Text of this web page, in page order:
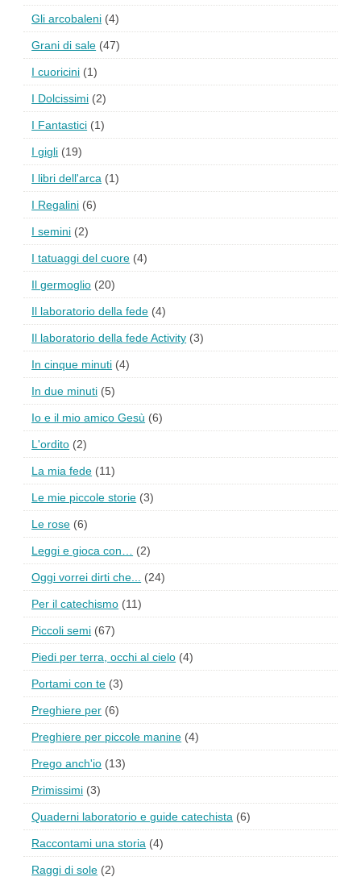
Gli arcobaleni (4)
Grani di sale (47)
I cuoricini (1)
I Dolcissimi (2)
I Fantastici (1)
I gigli (19)
I libri dell'arca (1)
I Regalini (6)
I semini (2)
I tatuaggi del cuore (4)
Il germoglio (20)
Il laboratorio della fede (4)
Il laboratorio della fede Activity (3)
In cinque minuti (4)
In due minuti (5)
Io e il mio amico Gesù (6)
L'ordito (2)
La mia fede (11)
Le mie piccole storie (3)
Le rose (6)
Leggi e gioca con… (2)
Oggi vorrei dirti che... (24)
Per il catechismo (11)
Piccoli semi (67)
Piedi per terra, occhi al cielo (4)
Portami con te (3)
Preghiere per (6)
Preghiere per piccole manine (4)
Prego anch'io (13)
Primissimi (3)
Quaderni laboratorio e guide catechista (6)
Raccontami una storia (4)
Raggi di sole (2)